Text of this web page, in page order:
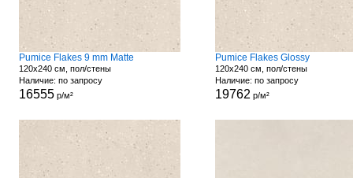
Pumice Flakes 9 mm Matte
120x240 см, пол/стены
Наличие: по запросу
16555р/м²
Pumice Flakes Glossy
120x240 см, пол/стены
Наличие: по запросу
19762 р/м²